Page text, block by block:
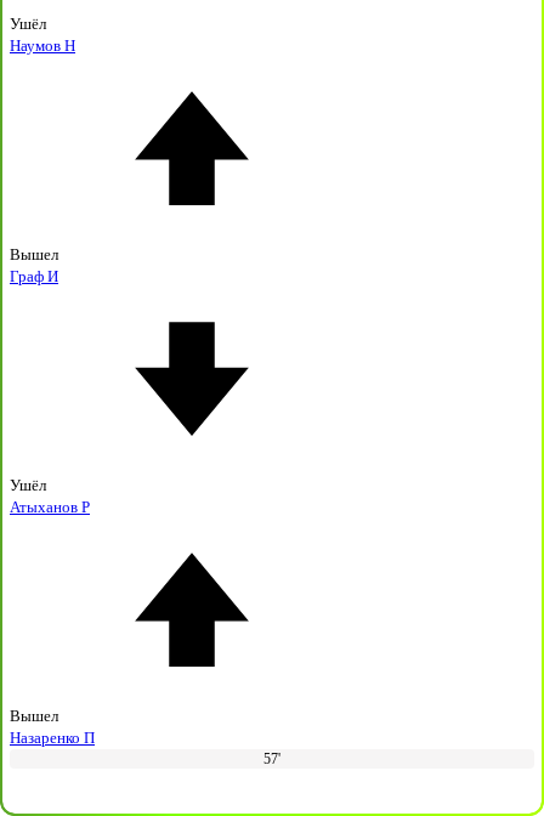
Ушёл
Наумов Н
Вышел
Граф И
Ушёл
Атыханов Р
Вышел
Назаренко П
57'